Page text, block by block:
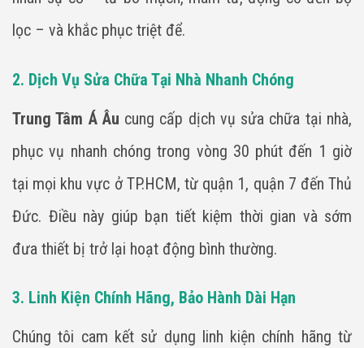
lọc – và khắc phục triệt để.
2. Dịch Vụ Sửa Chữa Tại Nhà Nhanh Chóng
Trung Tâm Á Âu cung cấp dịch vụ sửa chữa tại nhà,
phục vụ nhanh chóng trong vòng 30 phút đến 1 giờ
tại mọi khu vực ở TP.HCM, từ quận 1, quận 7 đến Thủ
Đức. Điều này giúp bạn tiết kiệm thời gian và sớm
đưa thiết bị trở lại hoạt động bình thường.
3. Linh Kiện Chính Hãng, Bảo Hành Dài Hạn
Chúng tôi cam kết sử dụng linh kiện chính hãng từ